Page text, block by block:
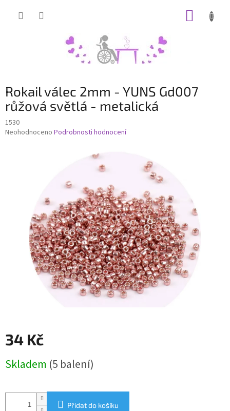
Rokail válec 2mm - YUNS Gd007
růžová světlá - metalická
1530
Průměrné
Neohodnoceno Podrobnosti hodnocení
34 Kč
cena:
Skladem (5 balení)
Přidat do košíku